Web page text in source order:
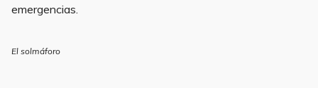
emergencias.
El solmáforo